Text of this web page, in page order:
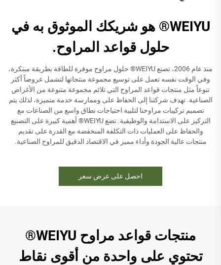
WEIYU® هو شريكك الموثوق به في
حلول قواعد المراوح.
منذ عام 2006، تصنع WEIYU® حلول مراوح موفرة للطاقة بطريقة مبتكرة،
وفي الوقت نفسه تعمل على توسيع مجموعة منتجاتها لتشمل عروضاً أكثر
تنوعاً مثل منتجات قواعد المراوح التي تلائم مجموعة متنوعة من الأغراض
الصناعية. تهدف شركتنا إلى الحفاظ على وممارسة خدمة متميزة، لذلك يتم
تصميم تركيبات مراوحنا لتلبية احتياجات نطاق واسع من الصناعات مع
التركيز على الاستدامة والوظيفية. تضع WEIYU® أهمية كبيرة على التصنيع
والحفاظ على العمليات ذات التكلفة المنخفضة مع القدرة على تقديم
منتجات عالية الجودة وأداء مميز في الاقتصاد الدقيق للمراوح الصناعية.
احصل على عرض سعر
منتجات قواعد مراوح WEIYU®
تحتوي على واحدة من أقوى نقاط